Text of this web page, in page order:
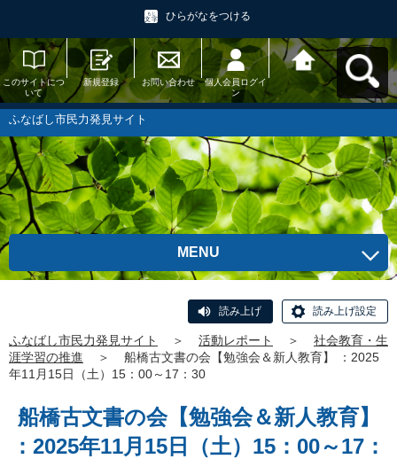
ひらがなをつける
このサイトにつ
いて
新規登録 お問い合わせ
個人会員ログイ
ン
ふなばし市民力
発見サイトへ戻
る
ふなばし市民力発見サイト
MENU
読み上げ 読み上げ設定
ふなばし市民力発見サイト ＞ 活動レポート ＞
社会教育・生
涯学習の推進
＞
船橋古文書の会【勉強会＆新人教育】 ：2025
年11月15日（土）15：00～17：30
船橋古文書の会【勉強会＆新人教育】
：2025年11月15日（土）15：00～17：